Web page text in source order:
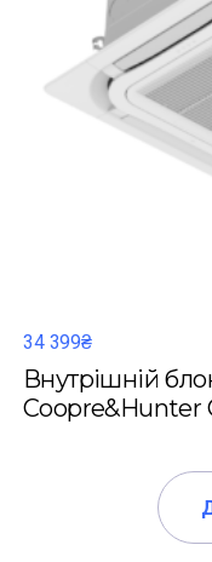
34 399₴
Внутрішній
Coopre&Hunter